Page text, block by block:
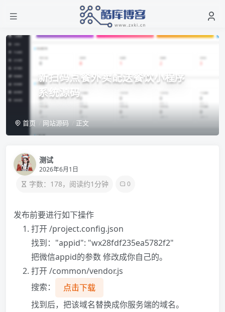
新扫码点餐外卖配送餐饮小程序
系统源码
首页 网站源码 正文
测试
2026年6月1日
字数：178，阅读约1分钟 0
发布前要进行如下操作
打开 /project.config.json
找到："appid": "wx28fdf235ea5782f2"
把微信appid的参数 修改成你自己的。
打开 /common/vendor.js
搜索：
点击下载
找到后，把该域名替换成你服务端的域名。